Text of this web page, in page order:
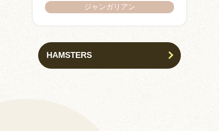
ジャンガリアン
HAMSTERS